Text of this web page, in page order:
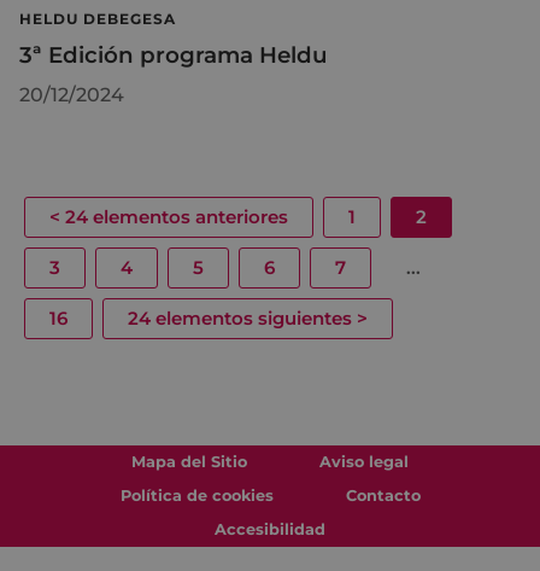
HELDU DEBEGESA
3ª Edición programa Heldu
20/12/2024
< 24 elementos anteriores 1 2
3 4 5 6 7 ...
16 24 elementos siguientes >
Mapa del Sitio
Aviso legal
Política de cookies
Contacto
Accesibilidad